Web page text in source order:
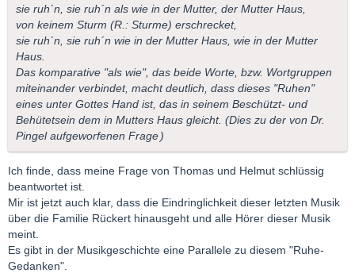
sie ruh´n, sie ruh´n als wie in der Mutter, der Mutter Haus,
von keinem Sturm (R.: Sturme) erschrecket,
sie ruh´n, sie ruh´n wie in der Mutter Haus, wie in der Mutter
Haus.
Das komparative "als wie", das beide Worte, bzw. Wortgruppen
miteinander verbindet, macht deutlich, dass dieses "Ruhen"
eines unter Gottes Hand ist, das in seinem Beschützt- und
Behütetsein dem in Mutters Haus gleicht. (Dies zu der von Dr.
Pingel aufgeworfenen Frage)
Ich finde, dass meine Frage von Thomas und Helmut schlüssig
beantwortet ist.
Mir ist jetzt auch klar, dass die Eindringlichkeit dieser letzten Musik
über die Familie Rückert hinausgeht und alle Hörer dieser Musik
meint.
Es gibt in der Musikgeschichte eine Parallele zu diesem "Ruhe-
Gedanken".